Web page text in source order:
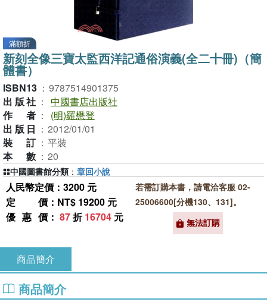
滿額折
新刻全像三寶太監西洋記通俗演義(全二十冊)（簡
體書）
ISBN13 ： 9787514901375
出版社 ： 中國書店出版社
作者 ：
(明)羅懋登
出版日 ： 2012/01/01
裝訂 ： 平裝
本數 ： 20
人民幣定價：3200 元
定價 ：NT$ 19200 元
優惠價 ： 87折16704 元
若需訂購本書，請電洽客服 02-
25006600[分機130、131]。
無法訂購
中國圖書館分類 ： 章回小說
商品簡介
商品簡介